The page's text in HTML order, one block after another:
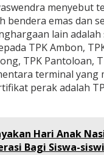
menyebut
bendera emas dan
lain
TPK Ambon,
TPK Pantoloan,
terminal yang
perak adalah
Hari Anak
Bagi Siswa-